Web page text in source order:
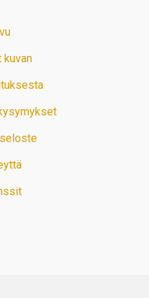
kuvan